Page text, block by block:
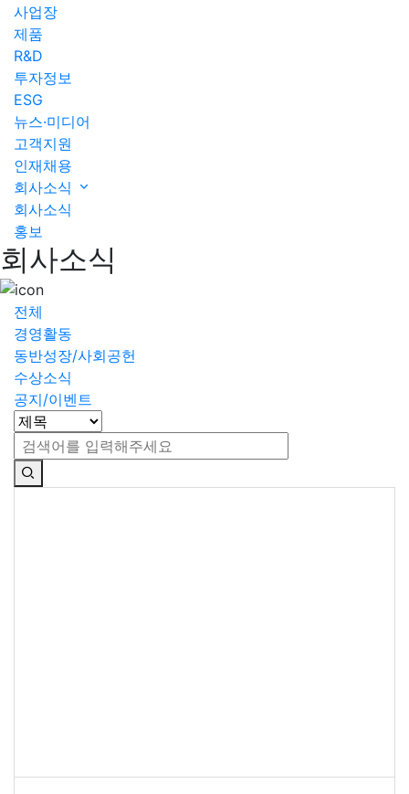
사업장
제품
R&D
투자정보
ESG
뉴스·미디어
고객지원
인재채용
회사소식
회사소식
홍보
회사소식
전체
경영활동
동반성장/사회공헌
수상소식
공지/이벤트